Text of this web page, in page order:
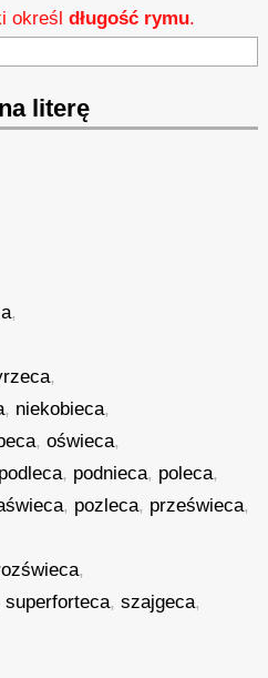
określdługość rymu.
literę
,
,
, niekobieca,
,oświeca,
podleca, podnieca, poleca,
, pozleca, prześwieca,
,
superforteca,szajgeca,